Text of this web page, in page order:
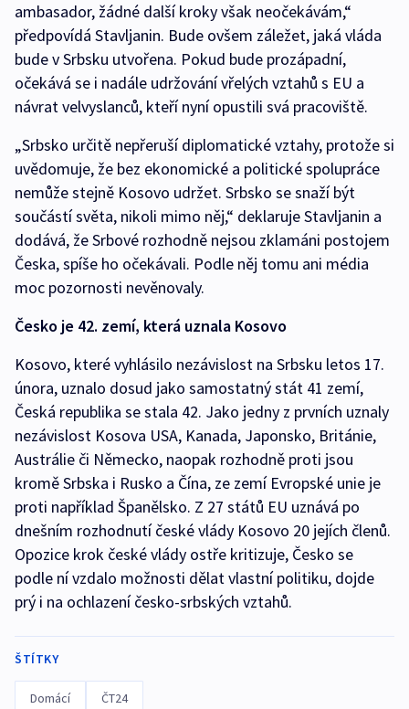
ambasador, žádné další kroky však neočekávám,“
předpovídá Stavljanin. Bude ovšem záležet, jaká vláda
bude v Srbsku utvořena. Pokud bude prozápadní,
očekává se i nadále udržování vřelých vztahů s EU a
návrat velvyslanců, kteří nyní opustili svá pracoviště.
„Srbsko určitě nepřeruší diplomatické vztahy, protože si
uvědomuje, že bez ekonomické a politické spolupráce
nemůže stejně Kosovo udržet. Srbsko se snaží být
součástí světa, nikoli mimo něj,“ deklaruje Stavljanin a
dodává, že Srbové rozhodně nejsou zklamáni postojem
Česka, spíše ho očekávali. Podle něj tomu ani média
moc pozornosti nevěnovaly.
Česko je 42. zemí, která uznala Kosovo
Kosovo, které vyhlásilo nezávislost na Srbsku letos 17.
února, uznalo dosud jako samostatný stát 41 zemí,
Česká republika se stala 42. Jako jedny z prvních uznaly
nezávislost Kosova USA, Kanada, Japonsko, Británie,
Austrálie či Německo, naopak rozhodně proti jsou
kromě Srbska i Rusko a Čína, ze zemí Evropské unie je
proti například Španělsko. Z 27 států EU uznává po
dnešním rozhodnutí české vlády Kosovo 20 jejích členů.
Opozice krok české vlády ostře kritizuje, Česko se
podle ní vzdalo možnosti dělat vlastní politiku, dojde
prý i na ochlazení česko-srbských vztahů.
ŠTÍTKY
Domácí ČT24